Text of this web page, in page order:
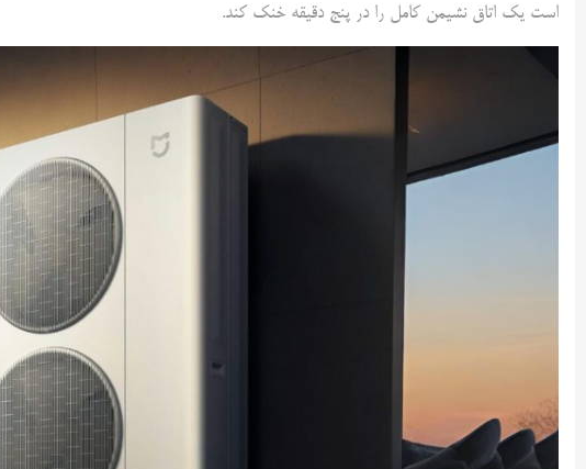
است یک اتاق نشیمن کامل را در پنج دقیقه خنک کند.